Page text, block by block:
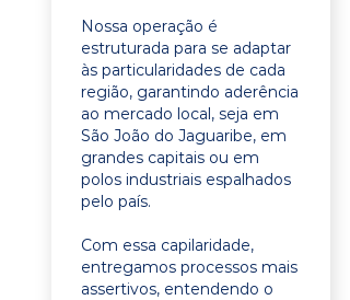
Nossa operação é
estruturada para se adaptar
às particularidades de cada
região, garantindo aderência
ao mercado local, seja em
São João do Jaguaribe, em
grandes capitais ou em
polos industriais espalhados
pelo país.
Com essa capilaridade,
entregamos processos mais
assertivos, entendendo o